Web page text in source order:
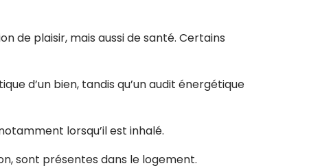
de plaisir, mais aussi de santé. Certains
d’un bien, tandis qu’un audit énergétique
lorsqu’il est inhalé.
sont présentes dans le logement.